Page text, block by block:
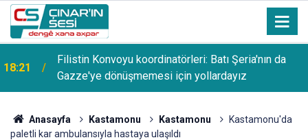
18:21
Filistin Konvoyu koordinatörleri: Batı Şeria'nın da
Gazze'ye dönüşmemesi için yollardayız
Anasayfa Kastamonu Kastamonu
Kastamonu'da
paletli kar ambulansıyla hastaya ulaşıldı